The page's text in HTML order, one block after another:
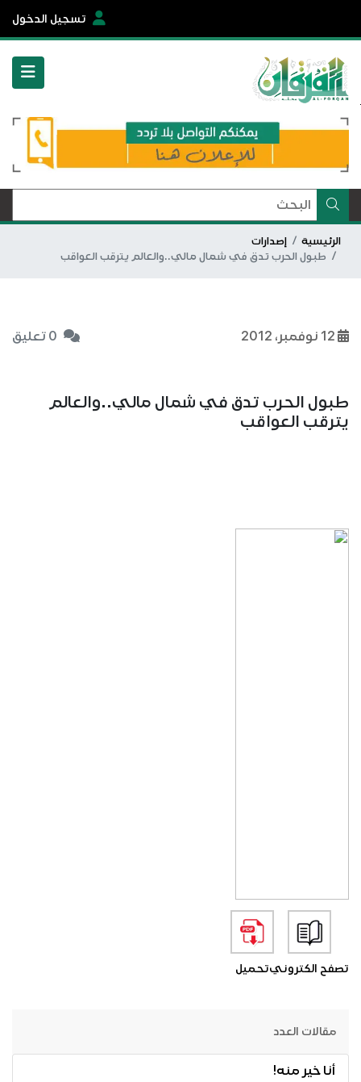
تسجيل الدخول
الرئيسية
إصدارات
طبول الحرب تدق في شمال مالي..والعالم يترقب العواقب
0 تعليق
طبول الحرب تدق في شمال مالي..والعالم
يترقب العواقب
تصفح الكترونيتحميل
مقالات العدد
أنا خير منه!